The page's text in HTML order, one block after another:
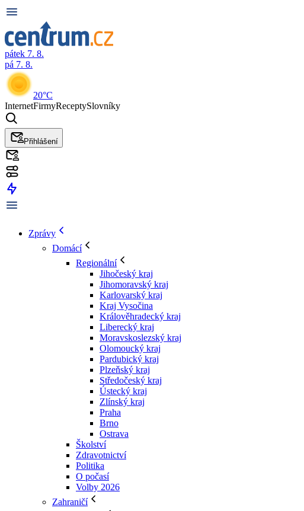
pátek 7. 8.
pá 7. 8.
20°C
InternetFirmyReceptySlovníky
Přihlášení
Zprávy
Domácí
Regionální
Jihočeský kraj
Jihomoravský kraj
Karlovarský kraj
Kraj Vysočina
Králověhradecký kraj
Liberecký kraj
Moravskoslezský kraj
Olomoucký kraj
Pardubický kraj
Plzeňský kraj
Středočeský kraj
Ústecký kraj
Zlínský kraj
Praha
Brno
Ostrava
Školství
Zdravotnictví
Politika
O počasí
Volby 2026
Zahraničí